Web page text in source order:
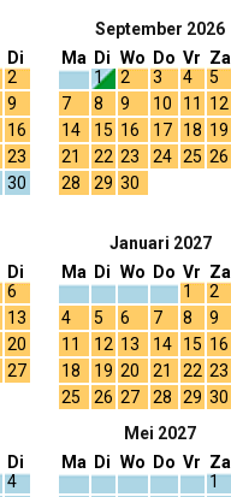
Di
2
9
16
23
30
September 2026
Ma
Di
1
Wo
2
Do
3
Vr
4
Za
5
7
8 9 10 11 12
14
15 16 17 18 19
21
22 23 24 25 26
28
29 30
Di
6
13
20
27
Januari 2027
Ma
Di Wo Do Vr
1
Za
2
4
5 6 7 8 9
11
12 13 14 15 16
18
19 20 21 22 23
25
26 27 28 29 30
Di
4
Mei 2027
Ma
Di Wo Do Vr Za
1